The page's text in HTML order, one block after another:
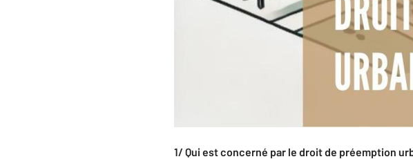
1/ Qui est concerné par le droit de préemption